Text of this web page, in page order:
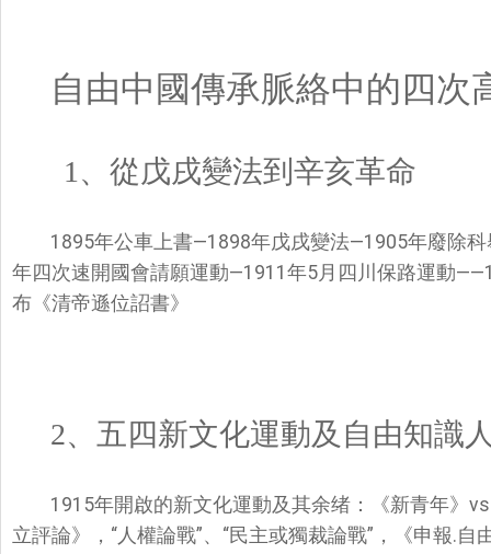
自由中國傳承脈絡中的四次
1、從戊戌變法到辛亥革命
1895年公車上書—1898年戊戌變法—1905年廢除
年四次速開國會請願運動—1911年5月四川保路運動
布《清帝遜位詔書》
2、五四新文化運動及自由知識
1915年開啟的新文化運動及其余绪：《新青年》
立評論》，“人權論戰”、“民主或獨裁論戰”，《申報.自